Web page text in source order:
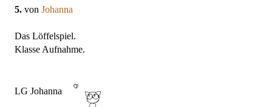
5. von Johanna
Das Löffelspiel.
Klasse Aufnahme.
LG Johanna